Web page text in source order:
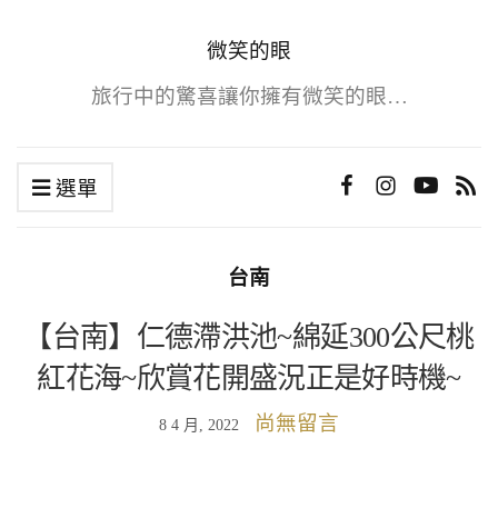
微笑的眼
旅行中的驚喜讓你擁有微笑的眼…
選單
台南
【台南】仁德滯洪池~綿延300公尺桃
紅花海~欣賞花開盛況正是好時機~
8 4 月, 2022 尚無留言